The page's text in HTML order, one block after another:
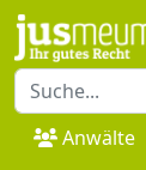
Anwälte